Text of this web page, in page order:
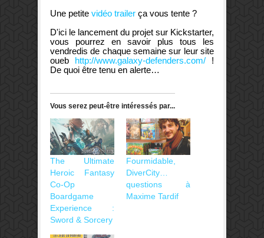
Une petite vidéo trailer ça vous tente ?
D'ici le lancement du projet sur Kickstarter,
vous pourrez en savoir plus tous les
vendredis de chaque semaine sur leur site
oueb http://www.galaxy-defenders.com/ !
De quoi être tenu en alerte…
Vous serez peut-être intéressés par...
The Ultimate
Heroic Fantasy
Co-Op
Boardgame
Experience :
Sword & Sorcery
Fourmidable,
DiverCity…
questions à
Maxime Tardif